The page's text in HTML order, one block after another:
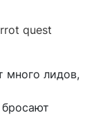
quest
много лидов,